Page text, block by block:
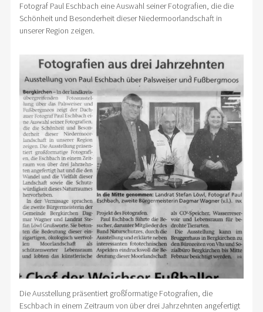
Fotograf Paul Eschbach eine Auswahl seiner Fotografien, die die
Schönheit und Besonderheit dieser Niedermoorlandschaft in
unserer Region zeigen.
Die Ausstellung präsentiert großformatige Fotografien, die
Eschbach in einem Zeitraum von über drei Jahrzehnten angefertigt